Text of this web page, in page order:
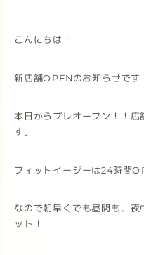
こんにちは！
新店舗OPENのお知らせです
本日からプレオープン！！
す。
フィットイージーは24時間
なので朝早くでも昼間も、
ット！